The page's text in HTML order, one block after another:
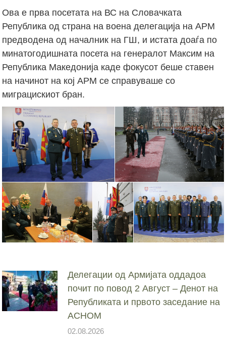
Ова е прва посетата на ВС на Словачката
Република од страна на воена делегација на АРМ
предводена од началник на ГШ, и истата доаѓа по
минатогодишната посета на генералот Максим на
Република Македонија каде фокусот беше ставен
на начинот на кој АРМ се справуваше со
миграцискиот бран.
Делегации од Армијата оддадоа
почит по повод 2 Август – Денот на
Републиката и првото заседание на
АСНОМ
02.08.2026